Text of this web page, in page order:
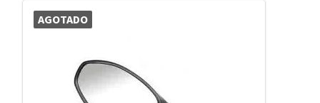
AGOTADO